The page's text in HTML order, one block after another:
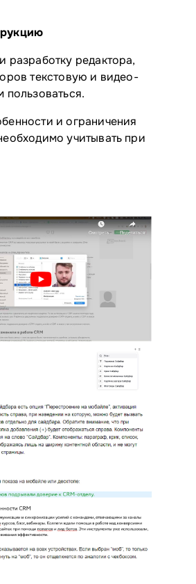
разработку редактора,
текстовую и видео-
пользоваться.
и ограничения
учитывать при